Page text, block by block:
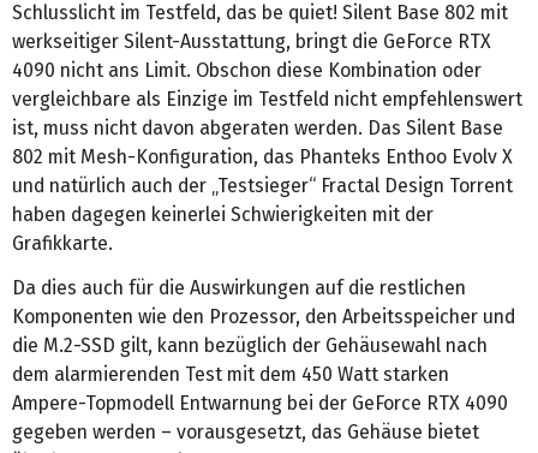
Schlusslicht im Testfeld, das be quiet! Silent Base 802 mit
werkseitiger Silent-Ausstattung, bringt die GeForce RTX
4090 nicht ans Limit. Obschon diese Kombination oder
vergleichbare als Einzige im Testfeld nicht empfehlenswert
ist, muss nicht davon abgeraten werden. Das Silent Base
802 mit Mesh-Konfiguration, das Phanteks Enthoo Evolv X
und natürlich auch der „Testsieger“ Fractal Design Torrent
haben dagegen keinerlei Schwierigkeiten mit der
Grafikkarte.
Da dies auch für die Auswirkungen auf die restlichen
Komponenten wie den Prozessor, den Arbeitsspeicher und
die M.2-SSD gilt, kann bezüglich der Gehäusewahl nach
dem alarmierenden Test mit dem 450 Watt starken
Ampere-Topmodell Entwarnung bei der GeForce RTX 4090
gegeben werden – vorausgesetzt, das Gehäuse bietet